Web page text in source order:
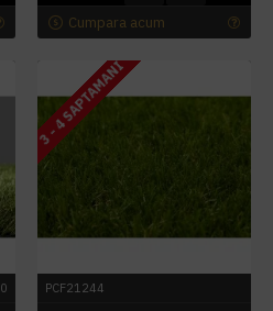
Cumpara acum
3 - 4 SAPTAMANI
PCF21244